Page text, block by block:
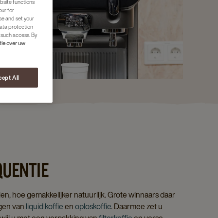
hoe gemakkelijker natuurlijk. Grote winnaars daar
van liquid koffieenoploskoffie. Daarmee zet u
functions
for
and set your
protection
access. By
over uw
All